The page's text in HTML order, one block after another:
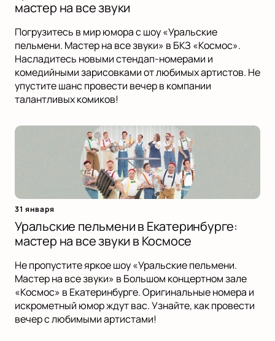
мастер на все звуки
Погрузитесь в мир юмора с шоу «Уральские
пельмени. Мастер на все звуки» в БКЗ «Космос».
Насладитесь новыми стендап-номерами и
комедийными зарисовками от любимых артистов. Не
упустите шанс провести вечер в компании
талантливых комиков!
31 января
Уральские пельмени в Екатеринбурге:
мастер на все звуки в Космосе
Не пропустите яркое шоу «Уральские пельмени.
Мастер на все звуки» в Большом концертном зале
«Космос» в Екатеринбурге. Оригинальные номера и
искрометный юмор ждут вас. Узнайте, как провести
вечер с любимыми артистами!